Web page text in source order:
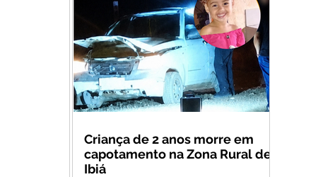
Criança de 2 anos morre em
capotamento na Zona Rural de
Ibiá